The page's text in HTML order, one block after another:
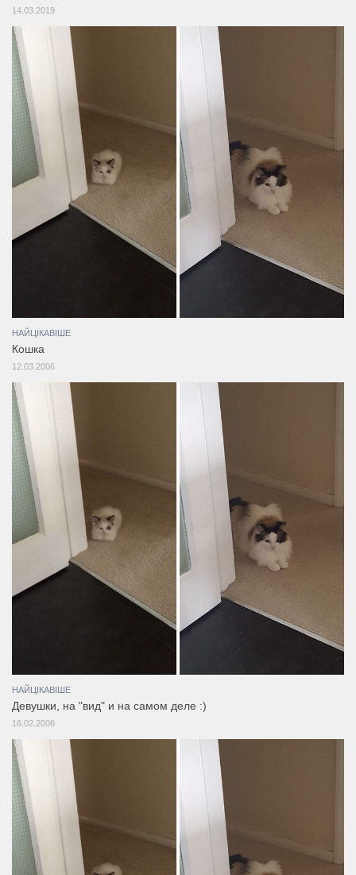
14.03.2019
НАЙЦІКАВІШЕ
Кошка
12.03.2006
НАЙЦІКАВІШЕ
Девушки, на "вид" и на самом деле :)
16.02.2006